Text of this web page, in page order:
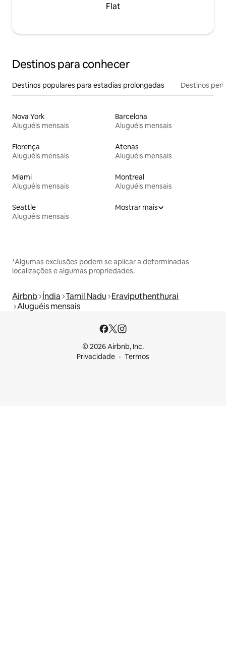
Flat
Destinos para conhecer
Destinos populares para estadias prolongadas Destinos
Nova York
Aluguéis mensais
Barcelona
Aluguéis mensais
Florença
Aluguéis mensais
Atenas
Aluguéis mensais
Miami
Aluguéis mensais
Montreal
Aluguéis mensais
Seattle
Aluguéis mensais
Mostrar mais
*Algumas exclusões podem se aplicar a determinadas
localizações e algumas propriedades.
Airbnb Índia Tamil Nadu Eraviputhenthurai
Aluguéis mensais
© 2026 Airbnb, Inc.
Privacidade
Termos